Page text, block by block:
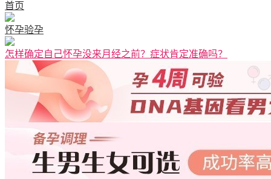
首页
怀孕验孕
怎样确定自己怀孕没来月经之前？症状肯定准确吗？